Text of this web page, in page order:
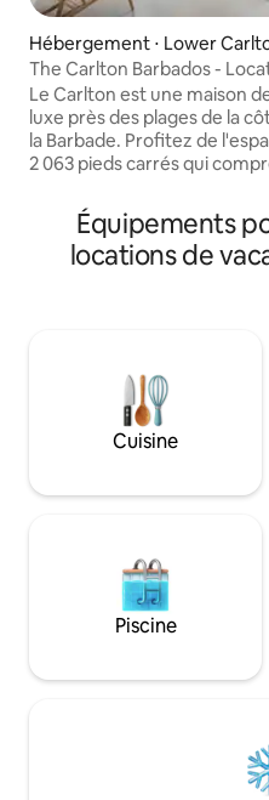
Hébergement ⋅ Lower
The Carlton Barbados -
maison de ville de luxe
Le Carlton est une maison
luxe près des plages de la
la Barbade. Profitez de
2 063 pieds carrés qui
privée, une baignoire
accès facile aux
magasins et à la vie
par un chef. Que vous
détendre ou explorer, le
meilleur des deux mondes.
votre escapade inoubliable à
Équipements
locations de
Cuisine
Piscine